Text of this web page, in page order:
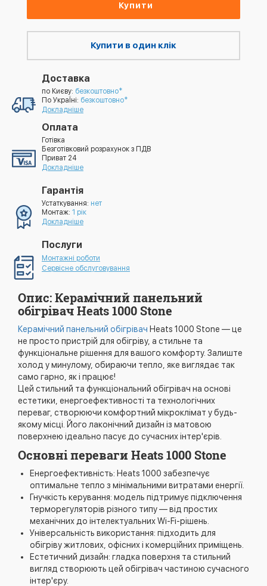
Купити
Купити в один клік
Доставка
по Києву: безкоштовно*
По УкраЇні: безкоштовно*
Докладніше
Оплата
Готівка
Безготівковий розрахунок з ПДВ
Приват 24
Докладніше
Гарантія
Устаткування: нет
Монтаж: 1 рік
Докладніше
Послуги
Монтажні роботи
Сервісне обслуговування
Опис: Керамічний панельний
обігрівач Heats 1000 Stone
Керамічний панельний обігрівач Heats 1000 Stone — це
не просто пристрій для обігріву, а стильне та
функціональне рішення для вашого комфорту. Залиште
холод у минулому, обираючи тепло, яке виглядає так
само гарно, як і працює!
Цей стильний та функціональний обігрівач на основі
естетики, енергоефективності та технологічних
переваг, створюючи комфортний мікроклімат у будь-
якому місці. Його лаконічний дизайн із матовою
поверхнею ідеально пасує до сучасних інтер'єрів.
Основні переваги Heats 1000 Stone
Енергоефективність: Heats 1000 забезпечує
оптимальне тепло з мінімальними витратами енергії.
Гнучкість керування: модель підтримує підключення
терморегуляторів різного типу — від простих
механічних до інтелектуальних Wi-Fi-рішень.
Універсальність використання: підходить для
обігріву житлових, офісних і комерційних приміщень.
Естетичний дизайн: гладка поверхня та стильний
вигляд створюють цей обігрівач частиною сучасного
інтер'єру.